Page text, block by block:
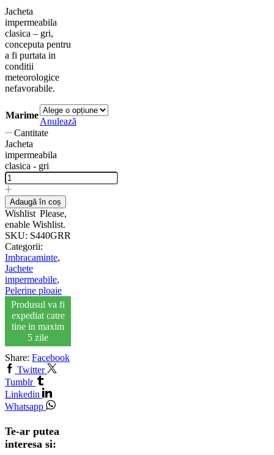
Jacheta
impermeabila
clasica – gri,
conceputa pentru
a fi purtata in
conditii
meteorologice
nefavorabile.
Marime
Anulează
Cantitate
Jacheta
impermeabila
clasica - gri
Adaugă în coș
Wishlist Please,
enable Wishlist.
SKU: S440GRR
Categorii:
Imbracaminte,
Jachete
impermeabile,
Pelerine ploaie
Produsul va fi
expediat catre
tine in maxim
5 zile
Share: Facebook
Twitter
Tumblr
Linkedin
Whatsapp
Te-ar putea
interesa si: